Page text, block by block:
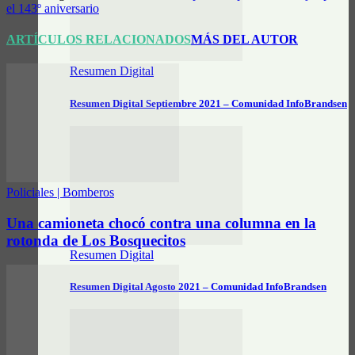
Resumen Digital
Resumen Digital Septiembre 2021 – Comunidad InfoBrandsen
Resumen Digital
Resumen Digital Agosto 2021 – Comunidad InfoBrandsen
el 143º aniversario
ARTÍCULOS RELACIONADOSMÁS DEL AUTOR
Policiales | Bomberos
Una camioneta chocó contra una columna en la
rotonda de Los Bosquecitos